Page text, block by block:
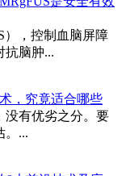
），控制血脑屏障
抗脑肿...
，究竟适合哪些
没有优劣之分。要
。...